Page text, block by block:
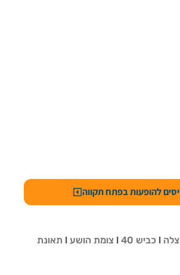
להופעות בפתח תקווה
כביש 40 צומת הושע
תאונת